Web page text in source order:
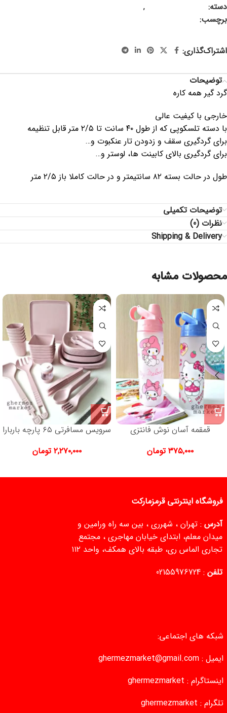
دسته: ,
برچسب:
اشتراک‌گذاری:
توضیحات
گرد گیر همه کاره
خارجی با کیفیت عالی
با دسته تلسکوپی که از طول ۴۰ سانت تا ۲/۵ متر قابل تنظیمه
برای گردگیری سقف و زدودن تار عنکبوت و…
برای گردگیری بالای کابینت ها، لوستر و…
طول در حالت بسته ۸۲ سانتیمتر و در حالت کاملا باز ۲/۵ متر
توضیحات تکمیلی
نظرات (0)
Shipping & Delivery
محصولات مشابه
قمقمه آسان نوش فانتزی
۳۷۵,۰۰۰ تومان
سرویس مسافرتی ۶۵ پارچه باربارا
۲,۲۷۰,۰۰۰ تومان
فروشگاه اینترنتی قرمزمارکت
آدرس : تهران ، شهرری ، بین سه راه ورامین و
میدان معلم، ابتدای خیابان مهاجری ، مجتمع
تجاری الماس ری، طبقه بالای همکف، واحد ۱۱۲
تلفن :
02155976724
شبکه های اجتماعی:
ایمیل : ghermezmarket@gmail.com
اینستاگرام : ghermezmarket
تلگرام : ghermezmarket